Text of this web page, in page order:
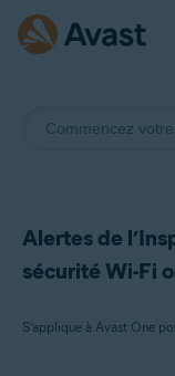
Alertes de
sécurité Wi-Fi